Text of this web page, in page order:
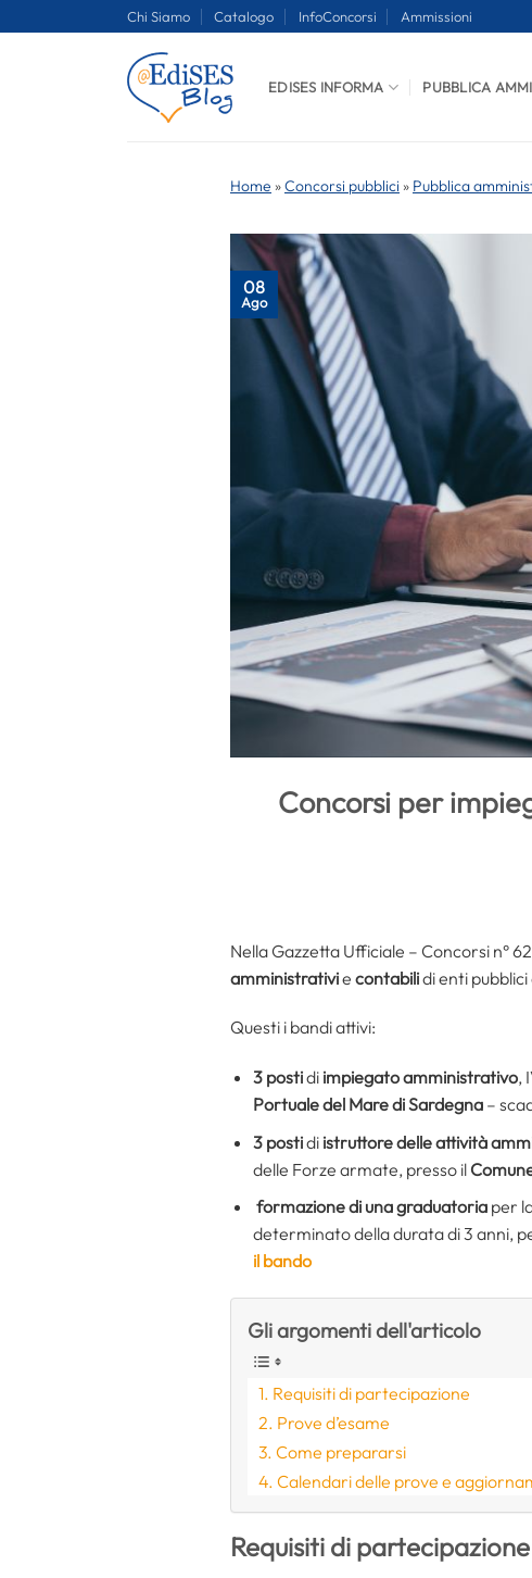
Chi Siamo Catalogo InfoConcorsi Ammissioni
EDISES INFORMA PUBBLICA
Home »Concorsi pubblici » Pubblica
08
Ago
Concorsi per
Nella Gazzetta Ufficiale – Concorsi n°
amministrativie contabilidi enti pubblici
Questi i bandi attivi:
3 postidi impiegato amministrativo,
Portuale del Mare di Sardegna–
3 postidi istruttore delle attività
delle Forze armate, presso il
formazione di una graduatoriaper
determinato della durata di 3 anni,
il bando
Gli argomenti dell'articolo
Requisiti di partecipazione
Prove d’esame
Come prepararsi
Calendari delle prove e
Requisiti di partecipazione